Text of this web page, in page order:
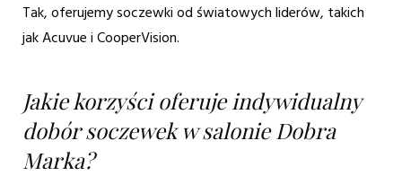
Tak, oferujemy soczewki od światowych liderów, takich
jak Acuvue i CooperVision.
Jakie korzyści oferuje indywidualny
dobór soczewek w salonie Dobra
Marka?